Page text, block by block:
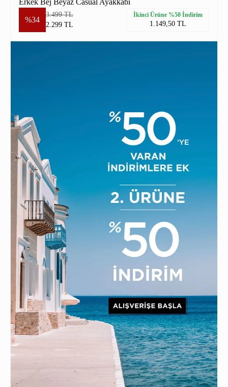
%34
3.499 TL
2.299 TL
İkinci Ürüne %50 İndirim
1.149,50 TL